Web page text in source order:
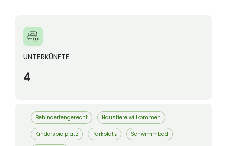
UNTERKÜNFTE
4
Behindertengerecht Haustiere willkommen
Kinderspielplatz Parkplatz Schwimmbad